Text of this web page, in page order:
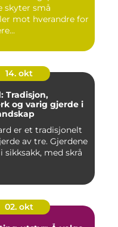
skyter små
mot hverandre for
14. okt
Tradisjon,
og varig gjerde i
er et tradisjonelt
av tre. Gjerdene
sikksakk, med skrå
02. okt